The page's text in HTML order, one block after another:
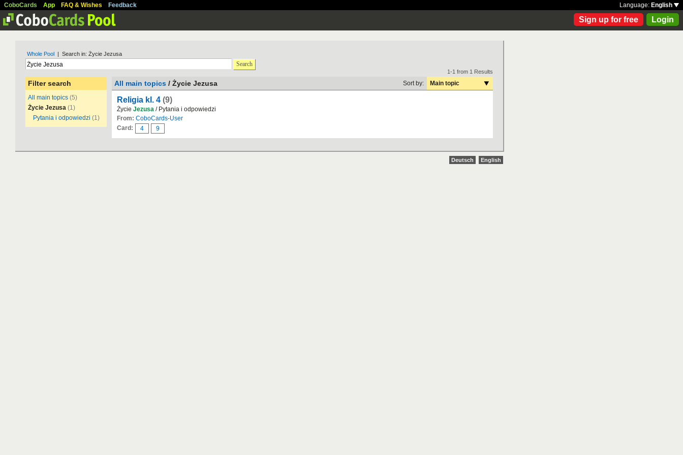
CoboCards App FAQ & Wishes Feedback Language: English
Sign up for free Login
Whole Pool | Search in: Życie Jezusa
Search
Filter search
All main topics (5)
Życie Jezusa (1)
Pytania i odpowiedzi (1)
1-1 from 1 Results
All main topics / Życie Jezusa Sort by: Main topic
Religia kl. 4 (9)
Życie Jezusa / Pytania i odpowiedzi
From: CoboCards-User
Card:
4 9
Deutsch English